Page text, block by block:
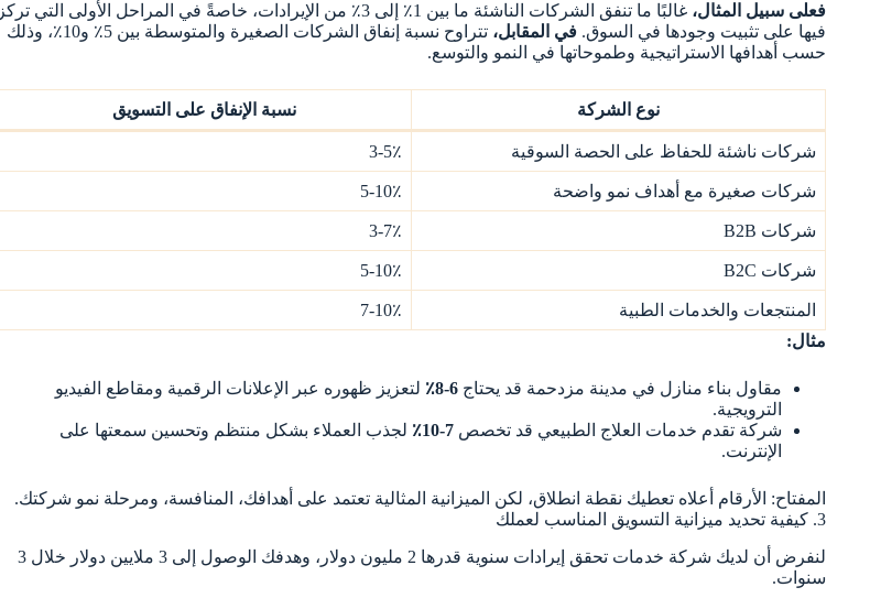
فعلى سبيل المثال،
غالبًا ما تنفق الشركات الناشئة ما بين 1٪ إلى 3٪ من الإيرادات، خاصةً في المراحل الأولى التي تركز
فيها على تثبيت وجودها في السوق. في المقابل،
تتراوح نسبة إنفاق الشركات الصغيرة والمتوسطة بين 5٪ و10٪، وذلك
حسب أهدافها الاستراتيجية وطموحاتها في النمو والتوسع.
نوع الشركة نسبة الإنفاق على التسويق
شركات ناشئة للحفاظ على الحصة السوقية 3-5٪
شركات صغيرة مع أهداف نمو واضحة 5-10٪
شركات B2B 3-7٪
شركات B2C 5-10٪
المنتجعات والخدمات الطبية
7-10٪
مثال:
مقاول بناء منازل في مدينة مزدحمة قد يحتاج 6-8٪
لتعزيز ظهوره عبر الإعلانات الرقمية ومقاطع الفيديو
الترويجية.
شركة تقدم خدمات العلاج الطبيعي قد تخصص 7-10٪
لجذب العملاء بشكل منتظم وتحسين سمعتها على
الإنترنت.
المفتاح: الأرقام أعلاه تعطيك نقطة انطلاق، لكن الميزانية المثالية تعتمد على أهدافك، المنافسة، ومرحلة نمو شركتك.
3. كيفية تحديد ميزانية التسويق المناسب لعملك
لنفرض أن لديك شركة خدمات تحقق إيرادات سنوية قدرها 2 مليون دولار، وهدفك الوصول إلى 3 ملايين دولار خلال 3
سنوات.